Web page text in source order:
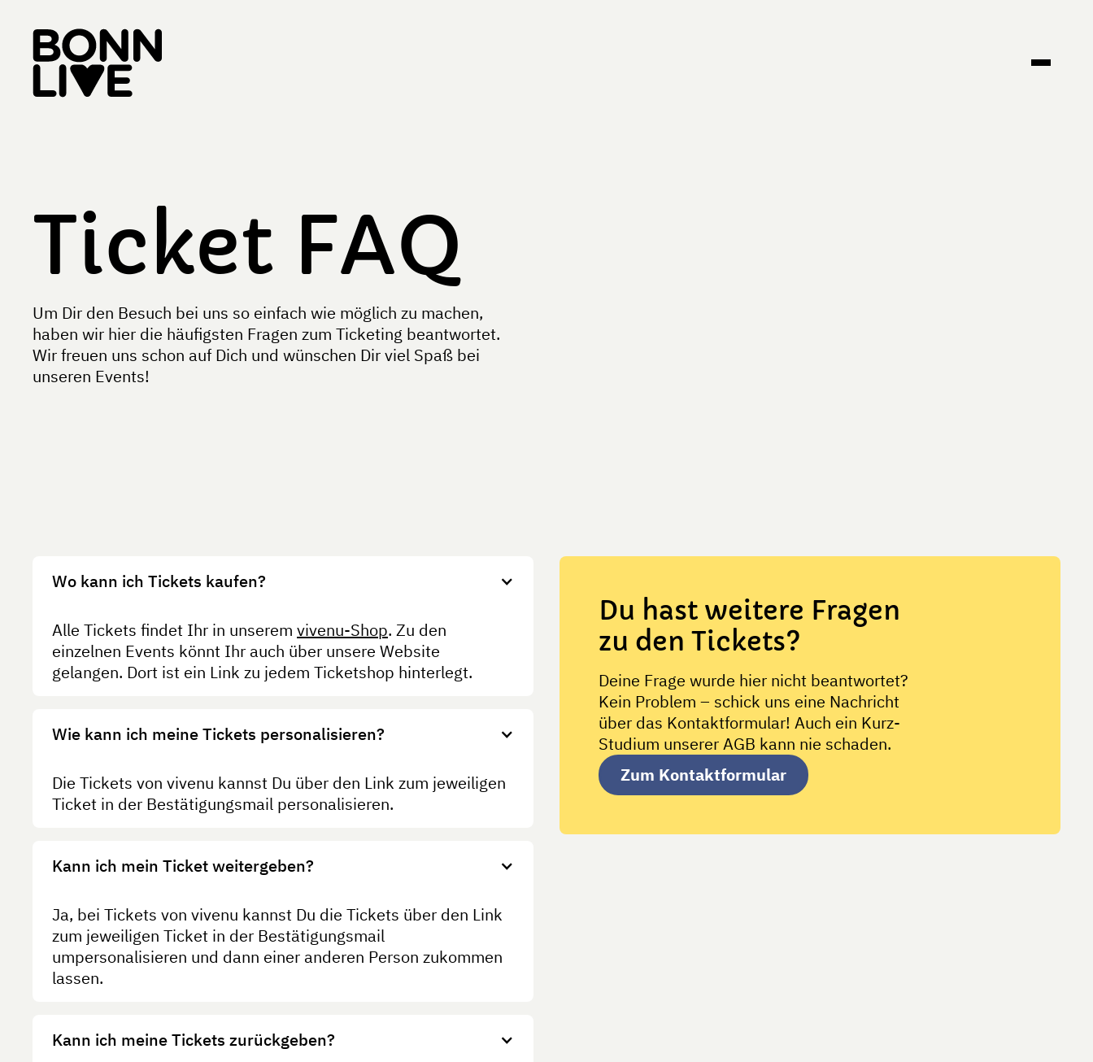
Ticket FAQ
Um Dir den Besuch bei uns so einfach wie möglich zu machen,
haben wir hier die häufigsten Fragen zum Ticketing beantwortet.
Wir freuen uns schon auf Dich und wünschen Dir viel Spaß bei
unseren Events!
Wo kann ich Tickets kaufen?
Alle Tickets findet Ihr in unserem vivenu-Shop. Zu den
einzelnen Events könnt Ihr auch über unsere Website
gelangen. Dort ist ein Link zu jedem Ticketshop hinterlegt.
Wie kann ich meine Tickets personalisieren?
Die Tickets von vivenu kannst Du über den Link zum jeweiligen
Ticket in der Bestätigungsmail personalisieren.
Kann ich mein Ticket weitergeben?
Ja, bei Tickets von vivenu kannst Du die Tickets über den Link
zum jeweiligen Ticket in der Bestätigungsmail
umpersonalisieren und dann einer anderen Person zukommen
lassen.
Kann ich meine Tickets zurückgeben?
Du hast weitere Fragen
zu den Tickets?
Deine Frage wurde hier nicht beantwortet?
Kein Problem – schick uns eine Nachricht
über das Kontaktformular! Auch ein Kurz-
Studium unserer AGB kann nie schaden.
Zum Kontaktformular